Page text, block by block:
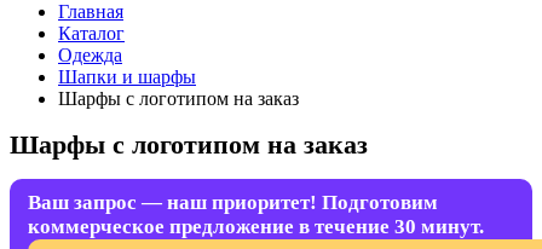
Главная
Каталог
Одежда
Шапки и шарфы
Шарфы с логотипом на заказ
Шарфы с логотипом на заказ
Ваш запрос — наш приоритет! Подготовим
коммерческое предложение в течение 30 минут.